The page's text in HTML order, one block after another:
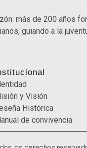
más de 200 años
guiando a la
y Visión
Histórica
de convivencia